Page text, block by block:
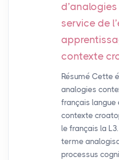
service de
contexte
Résumé Cette
analogies
français langue
contexte
le français la
terme
processus